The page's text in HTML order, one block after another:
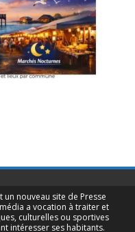
nouveau site de Presse
a vocation à traiter et
culturelles ou sportives
intéresser ses habitants.